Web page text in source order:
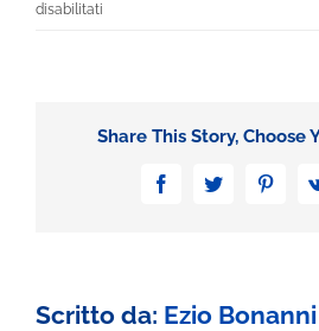
disabilitati
vita
l’amianto
Share This Story, Choose
FacebookTwitter
Scritto da: Ezio Bonanni